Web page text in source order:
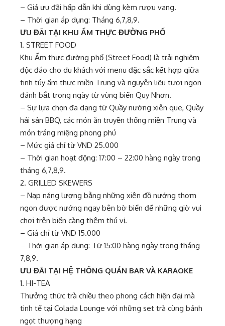
– Giá ưu đãi hấp dẫn khi dùng kèm rượu vang.
– Thời gian áp dụng: Tháng 6,7,8,9.
ƯU ĐÃI TẠI KHU ẨM THỰC ĐƯỜNG PHỐ
1. STREET FOOD
Khu Ẩm thực đường phố (Street Food) là trải nghiệm
độc đáo cho du khách với menu đặc sắc kết hợp giữa
tinh túy ẩm thực miền Trung và nguyên liệu tươi ngon
đánh bắt trong ngày từ vùng biển Quy Nhơn.
– Sự lựa chọn đa dạng từ Quầy nướng xiên que, Quầy
hải sản BBQ, các món ăn truyền thống miền Trung và
món tráng miệng phong phú
– Mức giá chỉ từ VND 25.000
– Thời gian hoạt động: 17:00 – 22:00 hàng ngày trong
tháng 6,7,8,9.
2. GRILLED SKEWERS
– Nạp năng lượng bằng những xiên đồ nướng thơm
ngon được nướng ngay bên bờ biển để những giờ vui
chơi trên biển càng thêm thú vị.
– Giá chỉ từ VND 15.000
– Thời gian áp dụng: Từ 15:00 hàng ngày trong tháng
7,8,9.
ƯU ĐÃI TẠI HỆ THỐNG QUÁN BAR VÀ KARAOKE
1. HI-TEA
Thưởng thức trà chiều theo phong cách hiện đại mà
tinh tế tại Colada Lounge với những set trà cùng bánh
ngọt thượng hạng